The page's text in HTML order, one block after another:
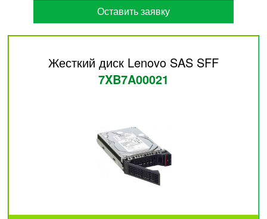
Оставить заявку
Жесткий диск Lenovo SAS SFF
7XB7A00021